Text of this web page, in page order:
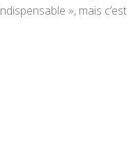
», mais c’est